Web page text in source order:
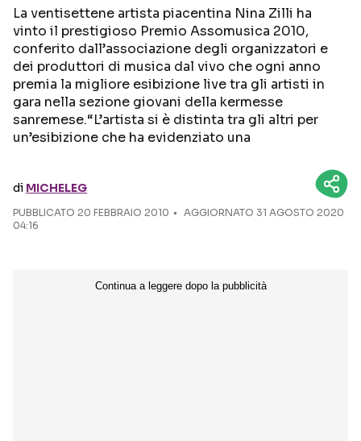
GOSSIP E CURIOSITÀ
TALENT SHOW
Seguici sui social
La ventisettene artista piacentina Nina Zilli ha
vinto il prestigioso Premio Assomusica 2010,
conferito dall’associazione degli organizzatori e
dei produttori di musica dal vivo che ogni anno
premia la migliore esibizione live tra gli artisti in
gara nella sezione giovani della kermesse
sanremese.“L’artista si è distinta tra gli altri per
un’esibizione che ha evidenziato una
di MICHELEG
PUBBLICATO 20 FEBBRAIO 2010
AGGIORNATO 31 AGOSTO 2020
04:16